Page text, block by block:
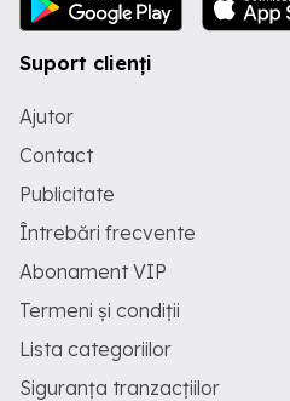
Suport clienți
Ajutor
Contact
Publicitate
Întrebări frecvente
Abonament VIP
Termeni și condiții
Lista categoriilor
Siguranța tranzacțiilor